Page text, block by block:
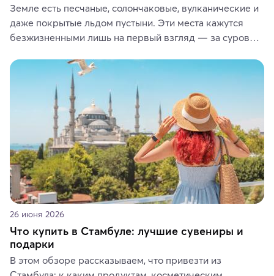
Земле есть песчаные, солончаковые, вулканические и
даже покрытые льдом пустыни. Эти места кажутся
безжизненными лишь на первый взгляд — за суровой
животные и маршруты, которые дарят одни из самых
ярких впечатлений от путешествий.
26 июня 2026
Что купить в Стамбуле: лучшие сувениры и
подарки
В этом обзоре рассказываем, что привезти из